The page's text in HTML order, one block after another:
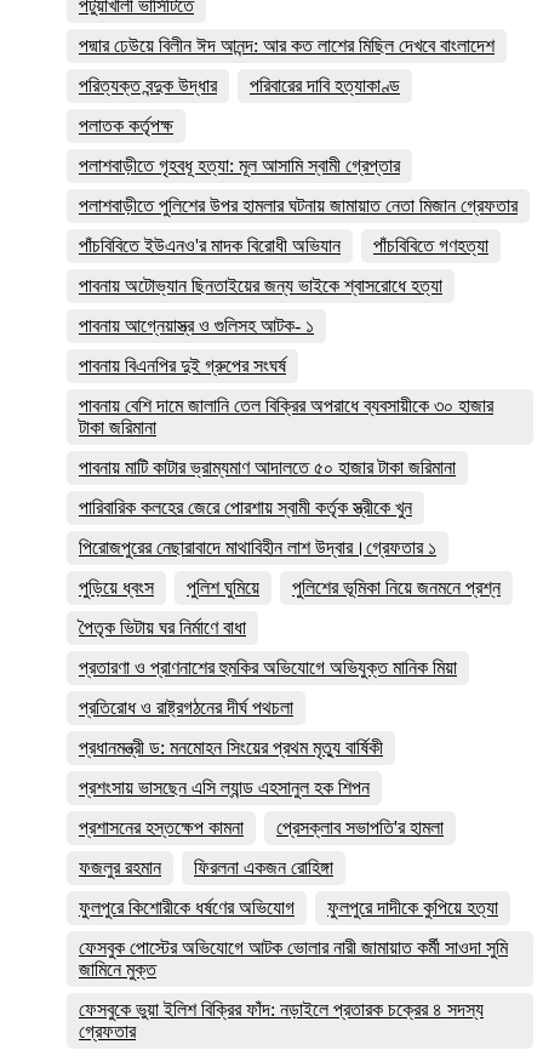
পটুয়াখালী ভার্সিটিতে
পদ্মার ঢেউয়ে বিলীন ঈদ আনন্দ: আর কত লাশের মিছিল দেখবে বাংলাদেশ
পরিত্যক্ত বন্দুক উদ্ধার
পরিবারের দাবি হত্যাকাণ্ড
পলাতক কর্তৃপক্ষ
পলাশবাড়ীতে গৃহবধূ হত্যা: মূল আসামি স্বামী গ্রেপ্তার
পলাশবাড়ীতে পুলিশের উপর হামলার ঘটনায় জামায়াত নেতা মিজান গ্রেফতার
পাঁচবিবিতে ইউএনও'র মাদক বিরোধী অভিযান
পাঁচবিবিতে গণহত্যা
পাবনায় অটোভ্যান ছিনতাইয়ের জন্য ভাইকে শ্বাসরোধে হত্যা
পাবনায় আগ্নেয়াস্ত্র ও গুলিসহ আটক- ১
পাবনায় বিএনপির দুই গ্রুপের সংঘর্ষ
পাবনায় বেশি দামে জালানি তেল বিক্রির অপরাধে ব্যবসায়ীকে ৩০ হাজার
টাকা জরিমানা
পাবনায় মাটি কাটার ভ্রাম্যমাণ আদালতে ৫০ হাজার টাকা জরিমানা
পারিবারিক কলহের জেরে পোরশায় স্বামী কর্তৃক স্ত্রীকে খুন
পিরোজপুরের নেছারাবাদে মাথাবিহীন লাশ উদ্বার।গ্রেফতার ১
পুড়িয়ে ধ্বংস
পুলিশ ঘুমিয়ে
পুলিশের ভূমিকা নিয়ে জনমনে প্রশ্ন
পৈতৃক ভিটায় ঘর নির্মাণে বাধা
প্রতারণা ও প্রাণনাশের হুমকির অভিযোগে অভিযুক্ত মানিক মিয়া
প্রতিরোধ ও রাষ্ট্রগঠনের দীর্ঘ পথচলা
প্রধানমন্ত্রী ড: মনমোহন সিংয়ের প্রথম মৃত্যু বার্ষিকী
প্রশংসায় ভাসছেন এসি ল্যান্ড এহসানুল হক শিপন
প্রশাসনের হস্তক্ষেপ কামনা
প্রেসক্লাব সভাপতি'র হামলা
ফজলুর রহমান
ফিরলনা একজন রোহিঙ্গা
ফুলপুরে কিশোরীকে ধর্ষণের অভিযোগ
ফুলপুরে দাদীকে কুপিয়ে হত্যা
ফেসবুক পোস্টের অভিযোগে আটক ভোলার নারী জামায়াত কর্মী সাওদা সুমি
জামিনে মুক্ত
ফেসবুকে ভুয়া ইলিশ বিক্রির ফাঁদ: নড়াইলে প্রতারক চক্রের ৪ সদস্য
গ্রেফতার